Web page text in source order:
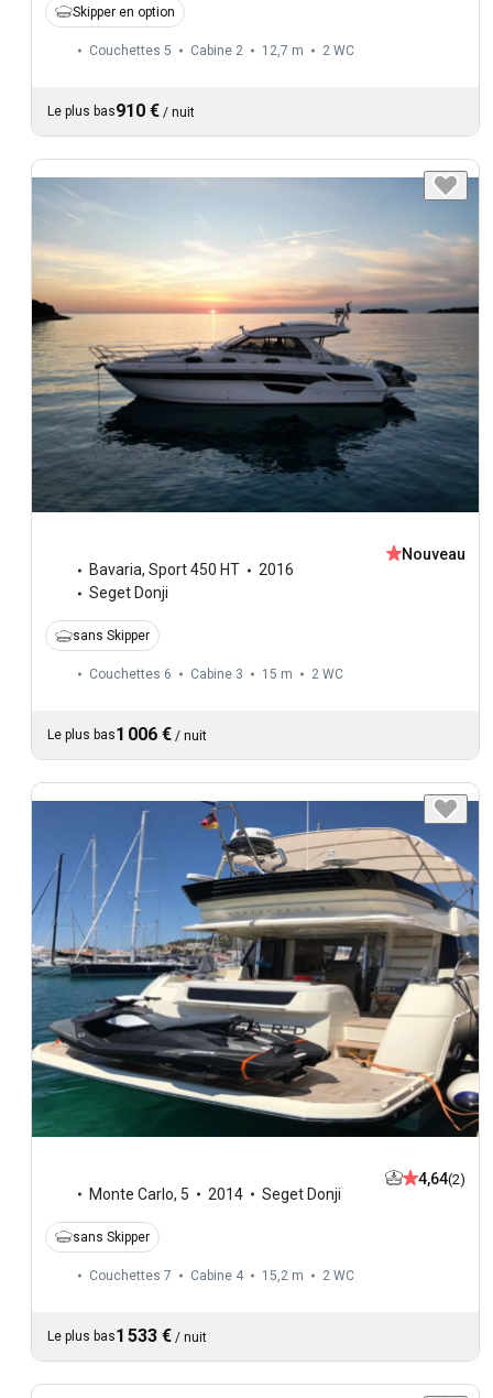
Skipper en option
Couchettes 5 Cabine 2 12,7 m 2 WC
Le plus bas910 € / nuit
Bavaria, Sport 450 HT
2016
Seget Donji
Nouveau
sans Skipper
Couchettes 6 Cabine 3 15 m 2 WC
Le plus bas1 006 € / nuit
Monte Carlo, 5 2014 Seget Donji
4,64(2)
sans Skipper
Couchettes 7 Cabine 4 15,2 m 2 WC
Le plus bas1 533 € / nuit